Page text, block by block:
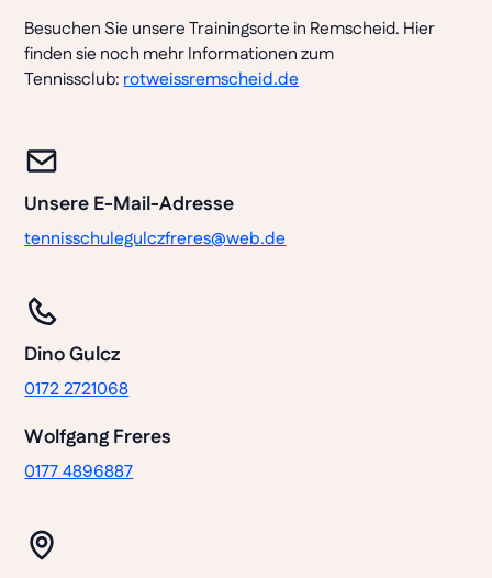
Besuchen Sie unsere Trainingsorte in Remscheid. Hier
finden sie noch mehr Informationen zum
Tennissclub: rotweissremscheid.de
Unsere E-Mail-Adresse
tennisschulegulczfreres@web.de
Dino Gulcz
0172 2721068
Wolfgang Freres
0177 4896887